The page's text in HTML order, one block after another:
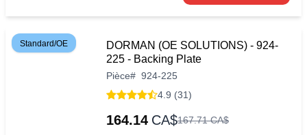
Standard/OE
DORMAN (OE SOLUTIONS) - 924-
225 - Backing Plate
Pièce# 924-225
4.9 (31)
164.14 CA$167.71CA$